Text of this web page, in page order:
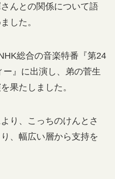
んとの関係について語
した。
総合の音楽特番『第24
』に出演し、弟の菅生
果たしました。
り、こっちのけんとさ
、幅広い層から支持を